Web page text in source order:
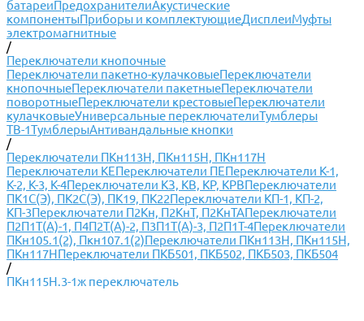
батареиПредохранителиАкустические
компонентыПриборы и комплектующиеДисплеиМуфты
электромагнитные
/
Переключатели кнопочные
Переключатели пакетно-кулачковыеПереключатели
кнопочныеПереключатели пакетныеПереключатели
поворотныеПереключатели крестовыеПереключатели
кулачковыеУниверсальные переключателиТумблеры
ТВ-1ТумблерыАнтивандальные кнопки
/
Переключатели ПКн113Н, ПКн115Н, ПКн117Н
Переключатели КЕПереключатели ПЕПереключатели К-1,
К-2, К-3, К-4Переключатели КЗ, КВ, КР, КРВПереключатели
ПК1С(Э), ПК2С(Э), ПК19, ПК22Переключатели КП-1, КП-2,
КП-3Переключатели П2Кн, П2КнТ, П2КнТАПереключатели
П2П1Т(А)-1, П4П2Т(А)-2, П3П1Т(А)-3, П2П1Т-4Переключатели
ПКн105.1(2), Пкн107.1(2)Переключатели ПКн113Н, ПКн115Н,
ПКн117НПереключатели ПКБ501, ПКБ502, ПКБ503, ПКБ504
/
ПКн115Н.3-1ж переключатель